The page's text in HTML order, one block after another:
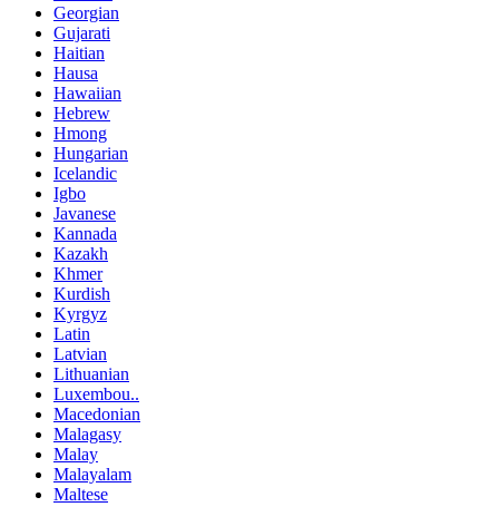
Georgian
Gujarati
Haitian
Hausa
Hawaiian
Hebrew
Hmong
Hungarian
Icelandic
Igbo
Javanese
Kannada
Kazakh
Khmer
Kurdish
Kyrgyz
Latin
Latvian
Lithuanian
Luxembou..
Macedonian
Malagasy
Malay
Malayalam
Maltese